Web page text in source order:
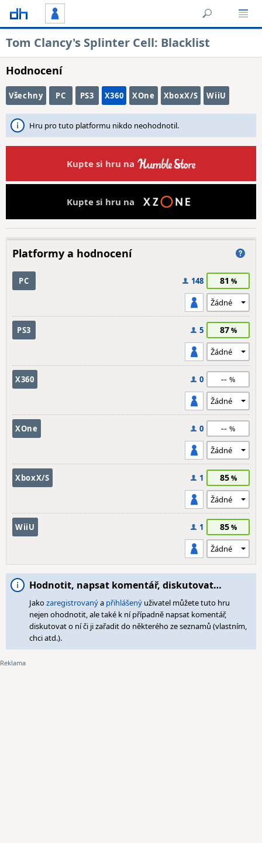
Tom Clancy's Splinter Cell: Blacklist
Hodnocení
Všechny PC PS3 X360 XOne XboxX/S WiiU
Hru pro tuto platformu nikdo neohodnotil.
Kupte si hru na
Kupte si hru na
Platformy a hodnocení
PC 148 81
PS3 5 87
X360 0 --
XOne 0 --
XboxX/S 1 85
WiiU 1 85
Hodnotit, napsat komentář, diskutovat…
Jakozaregistrovanýa přihlášený uživatel můžete tuto hru
nejen ohodnotit, ale také k ní případně napsat komentář,
diskutovat o ní či ji zařadit do některého ze seznamů (vlastním,
chci atd.).